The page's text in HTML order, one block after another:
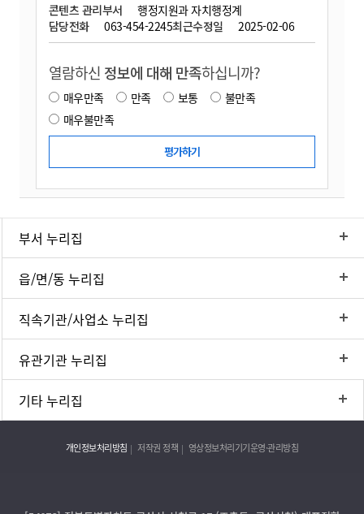
콘텐츠 관리부서
행정지원과 자치행정계
담당전화
063-454-2245최근수정일 2025-02-06
열람하신 정보에 대해 만족하십니까?
매우만족 만족 보통
불만족
매우불만족
부서 누리집
읍/면/동 누리집
직속기관/사업소 누리집
유관기관 누리집
기타 누리집
개인정보처리방침 저작권 정책 영상정보처리기기운영·관리방침